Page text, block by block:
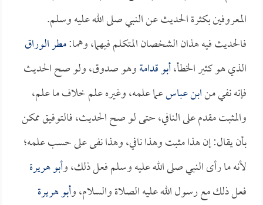
المعروفين بكثرة الحديث عن النبي صلى الله عليه وسلم.
فالحديث فيه هذان الشخصان المتكلم فيهما، وهما:مطر الوراق
الذي هو كثير الخطأ،أبو قدامةوهو صدوق، ولو صح الحديث
فإنه نفي منابن عباسعما علمه، وغيره علم خلاف ما علم،
والمثبت مقدم على النافي، حتى لو صح الحديث، فالتوفيق ممكن
بأن يقال: إن هذا مثبت وهذا نافي، وهذا نفى على حسب علمه؛
لأنه ما رأى النبي صلى الله عليه وسلم فعل ذلك، وأبو هريرة
فعل ذلك مع رسول الله عليه الصلاة والسلام، وأبو هريرة